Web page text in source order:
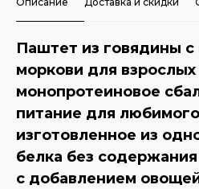
Паштет из говядины с
моркови для взрослых
монопротеиновое
питание для
изготовленное из
белка без
с добавлением